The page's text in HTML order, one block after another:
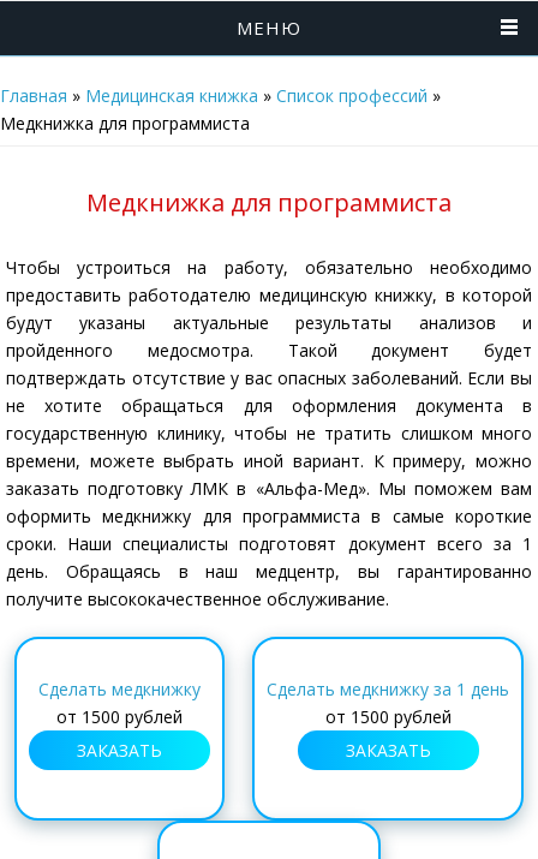
МЕНЮ
Главная » Медицинская книжка » Список профессий »
Медкнижка для программиста
Медкнижка для программиста
Чтобы устроиться на работу, обязательно необходимо
предоставить работодателю медицинскую книжку, в которой
будут указаны актуальные результаты анализов и
пройденного медосмотра. Такой документ будет
подтверждать отсутствие у вас опасных заболеваний. Если вы
не хотите обращаться для оформления документа в
государственную клинику, чтобы не тратить слишком много
времени, можете выбрать иной вариант. К примеру, можно
заказать подготовку ЛМК в «Альфа-Мед». Мы поможем вам
оформить медкнижку для программиста в самые короткие
сроки. Наши специалисты подготовят документ всего за 1
день. Обращаясь в наш медцентр, вы гарантированно
получите высококачественное обслуживание.
Сделать медкнижку
от 1500 рублей
ЗАКАЗАТЬ
Сделать медкнижку за 1 день
от 1500 рублей
ЗАКАЗАТЬ